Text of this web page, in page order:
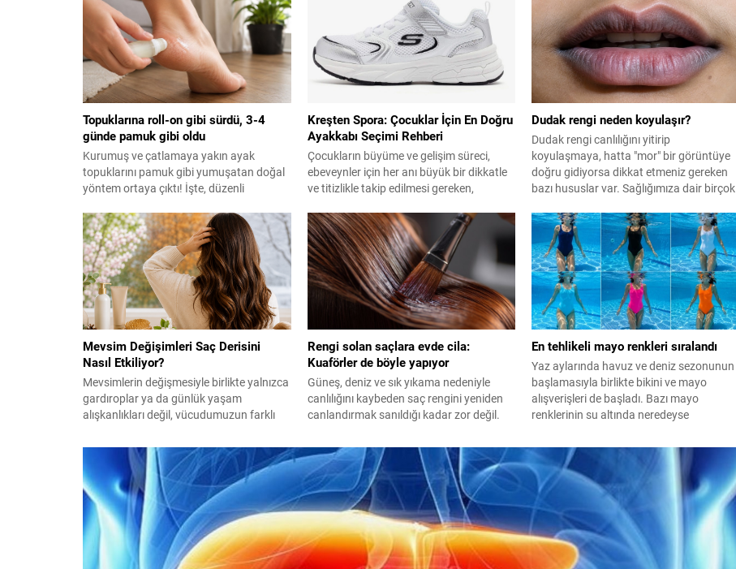
Topuklarına roll-on gibi sürdü, 3-4
günde pamuk gibi oldu
Kurumuş ve çatlamaya yakın ayak
topuklarını pamuk gibi yumuşatan doğal
yöntem ortaya çıktı! İşte, düzenli
Kreşten Spora: Çocuklar İçin En Doğru
Ayakkabı Seçimi Rehberi
Çocukların büyüme ve gelişim süreci,
ebeveynler için her anı büyük bir dikkatle
ve titizlikle takip edilmesi gereken,
sorumluluk isteyen uzun soluklu bir
serüvendir. Bu süreçte çocukların
beslenmesinden uyku düzenine,
eğitiminden psikolojik gelişimine kadar
pek çok detaya özen gösterilirken, fiziksel
gelişimin en temel yapı...
Dudak rengi neden koyulaşır?
Dudak rengi canlılığını yitirip
koyulaşmaya, hatta "mor" bir görüntüye
doğru gidiyorsa dikkat etmeniz gereken
bazı hususlar var. Sağlığımıza dair birçok
bakın neler ortaya çıkıyor.
Mevsim Değişimleri Saç Derisini
Nasıl Etkiliyor?
Mevsimlerin değişmesiyle birlikte yalnızca
gardıroplar ya da günlük yaşam
alışkanlıkları değil, vücudumuzun farklı
sağlamaya çalışıyor. Ciltte hissedilen
kuruluk, nem dengesindeki değişimler
veya sıcaklık farklılıkları kadar saç ve saç
derisi de bu geçişlerden etkilenebiliyor.
Özellikle ilkbahar ve sonbahar
dönemlerinde saç dökülmesi, yağlanma
ya da kuruluk...
Rengi solan saçlara evde cila:
Kuaförler de böyle yapıyor
Güneş, deniz ve sık yıkama nedeniyle
canlılığını kaybeden saç rengini yeniden
canlandırmak sanıldığı kadar zor değil.
yöntemi, hem ekonomik hem de saçlara
parlak bir görünüm kazandırıyor. İşte
kuaförlerin de kullandığı evde saç cilası
uygulaması…
En tehlikeli mayo renkleri sıralandı
Yaz aylarında havuz ve deniz sezonunun
başlamasıyla birlikte bikini ve mayo
alışverişleri de başladı. Bazı mayo
renklerinin su altında neredeyse
edilmemesi gerekiyor. İşte, en tehlikeli
mayo renkleri...